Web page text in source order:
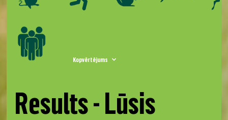
Kopvērtējums
Results - Lūsis